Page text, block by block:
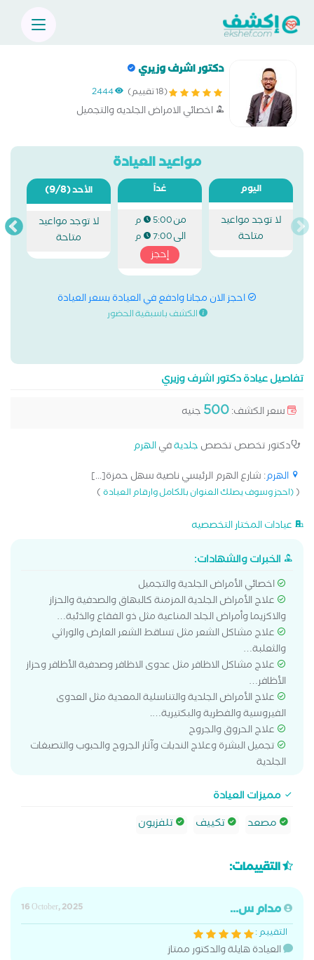
دكتور اشرف وزيري
(18 تقييم) 2444
اخصائي الامراض الجلديه والتجميل
مواعيد العيادة
اليوم
لا توجد مواعيد
متاحة
غداً
من5:00 م
الى7:00 م
إحجز
الأحد(9/8)
لا توجد مواعيد
متاحة
احجز الان مجانا وادفع في العيادة بسعر العيادة
الكشف باسبقية الحضور
تفاصيل عيادة دكتور اشرف وزيري
سعر الكشف:500 جنيه
دكتور تخصص تخصص جلديةفيالهرم
الهرم: شارع الهرم الرئيسي ناصية سهل حمزة[...]
((احجز وسوف يصلك العنوان بالكامل وارقام العيادة)
عيادات المختار التخصصيه
الخبرات والشهادات:
اخصائي الأمراض الجلدية والتجميل
علاج الأمراض الجلدية المزمنة كالبهاق والصدفية والحزاز
والاكزيما وأمراض الجلد المناعية مثل ذو الفقاع والذئبة…
علاج مشاكل الشعر مثل تساقط الشعر العارض والوراثي
والثعلبة…
علاج مشاكل الاظافر مثل عدوى الاظافر وصدفية الأظافر وحزاز
الأظافر…
علاج الأمراض الجلدية والتناسلية المعدية مثل العدوى
الفيروسية والفطرية والبكتيرية….
علاج الحروق والجروح
تجميل البشرة وعلاج الندبات وآثار الجروح والحبوب والتصبغات
الجلدية
مميزات العيادة
مصعد
تكييف تلفزيون
التقييمات:
مدام س...
16 October, 2025
التقييم :
العيادة هايلة والدكتور ممتاز